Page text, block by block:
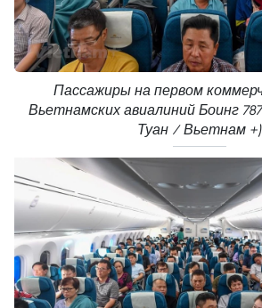
Пассажиры на первом
Вьетнамских авиалиний Боинг
Туан / Вьетнам +)